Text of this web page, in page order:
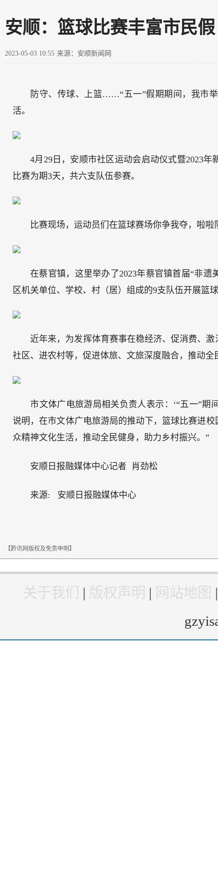
安顺：篮球比赛丰富市民
2023-05-03 10:55 来源：安顺新闻网
防守、传球、上篮……“五一”假期期间，我市
活。
4月29日，安顺市社区运动会启动仪式暨2023
比赛为期3天，共六支队伍参赛。
比赛现场，运动员们在篮球赛场你争我夺，啦
在蔡官镇，这里举办了2023年蔡官镇首届“非
区机关单位、学校、村（居）组成的9支队伍开展篮
近年来，为发挥体育赛事在稳经济、促消费、
社区、进农村等，促进体旅、文旅深度融合，推动
市文体广电旅游局相关负责人表示：‘“五一”
说明，在市文体广电旅游局的推动下，篮球比赛进
众精神文化生活，推动全民健身，助力乡村振兴。”
安顺日报融媒体中心记者 肖劲松
来源: 安顺日报融媒体中心
【黔讯网版权及免责申明】
关于我们 | 版权声明 | 网站地图